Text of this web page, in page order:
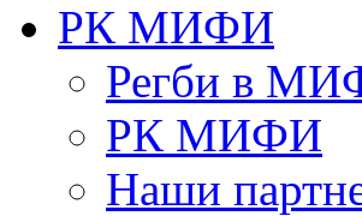
РК МИФИ
Регби в
РК МИФИ
Наши